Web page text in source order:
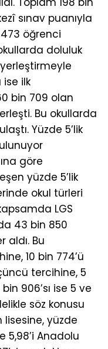
sınav puanıyla
öğrenci
doluluk
ilk
bin 709 olan
Bu okullarda
Yüzde 5’lik
göre
yüzde 5’lik
okul türleri
LGS
43 bin 850
aldı. Bu
10 bin 774’ü
tercihine, 5
906’sı ise 5 ve
söz konusu
lisesine, yüzde
5,98’i Anadolu